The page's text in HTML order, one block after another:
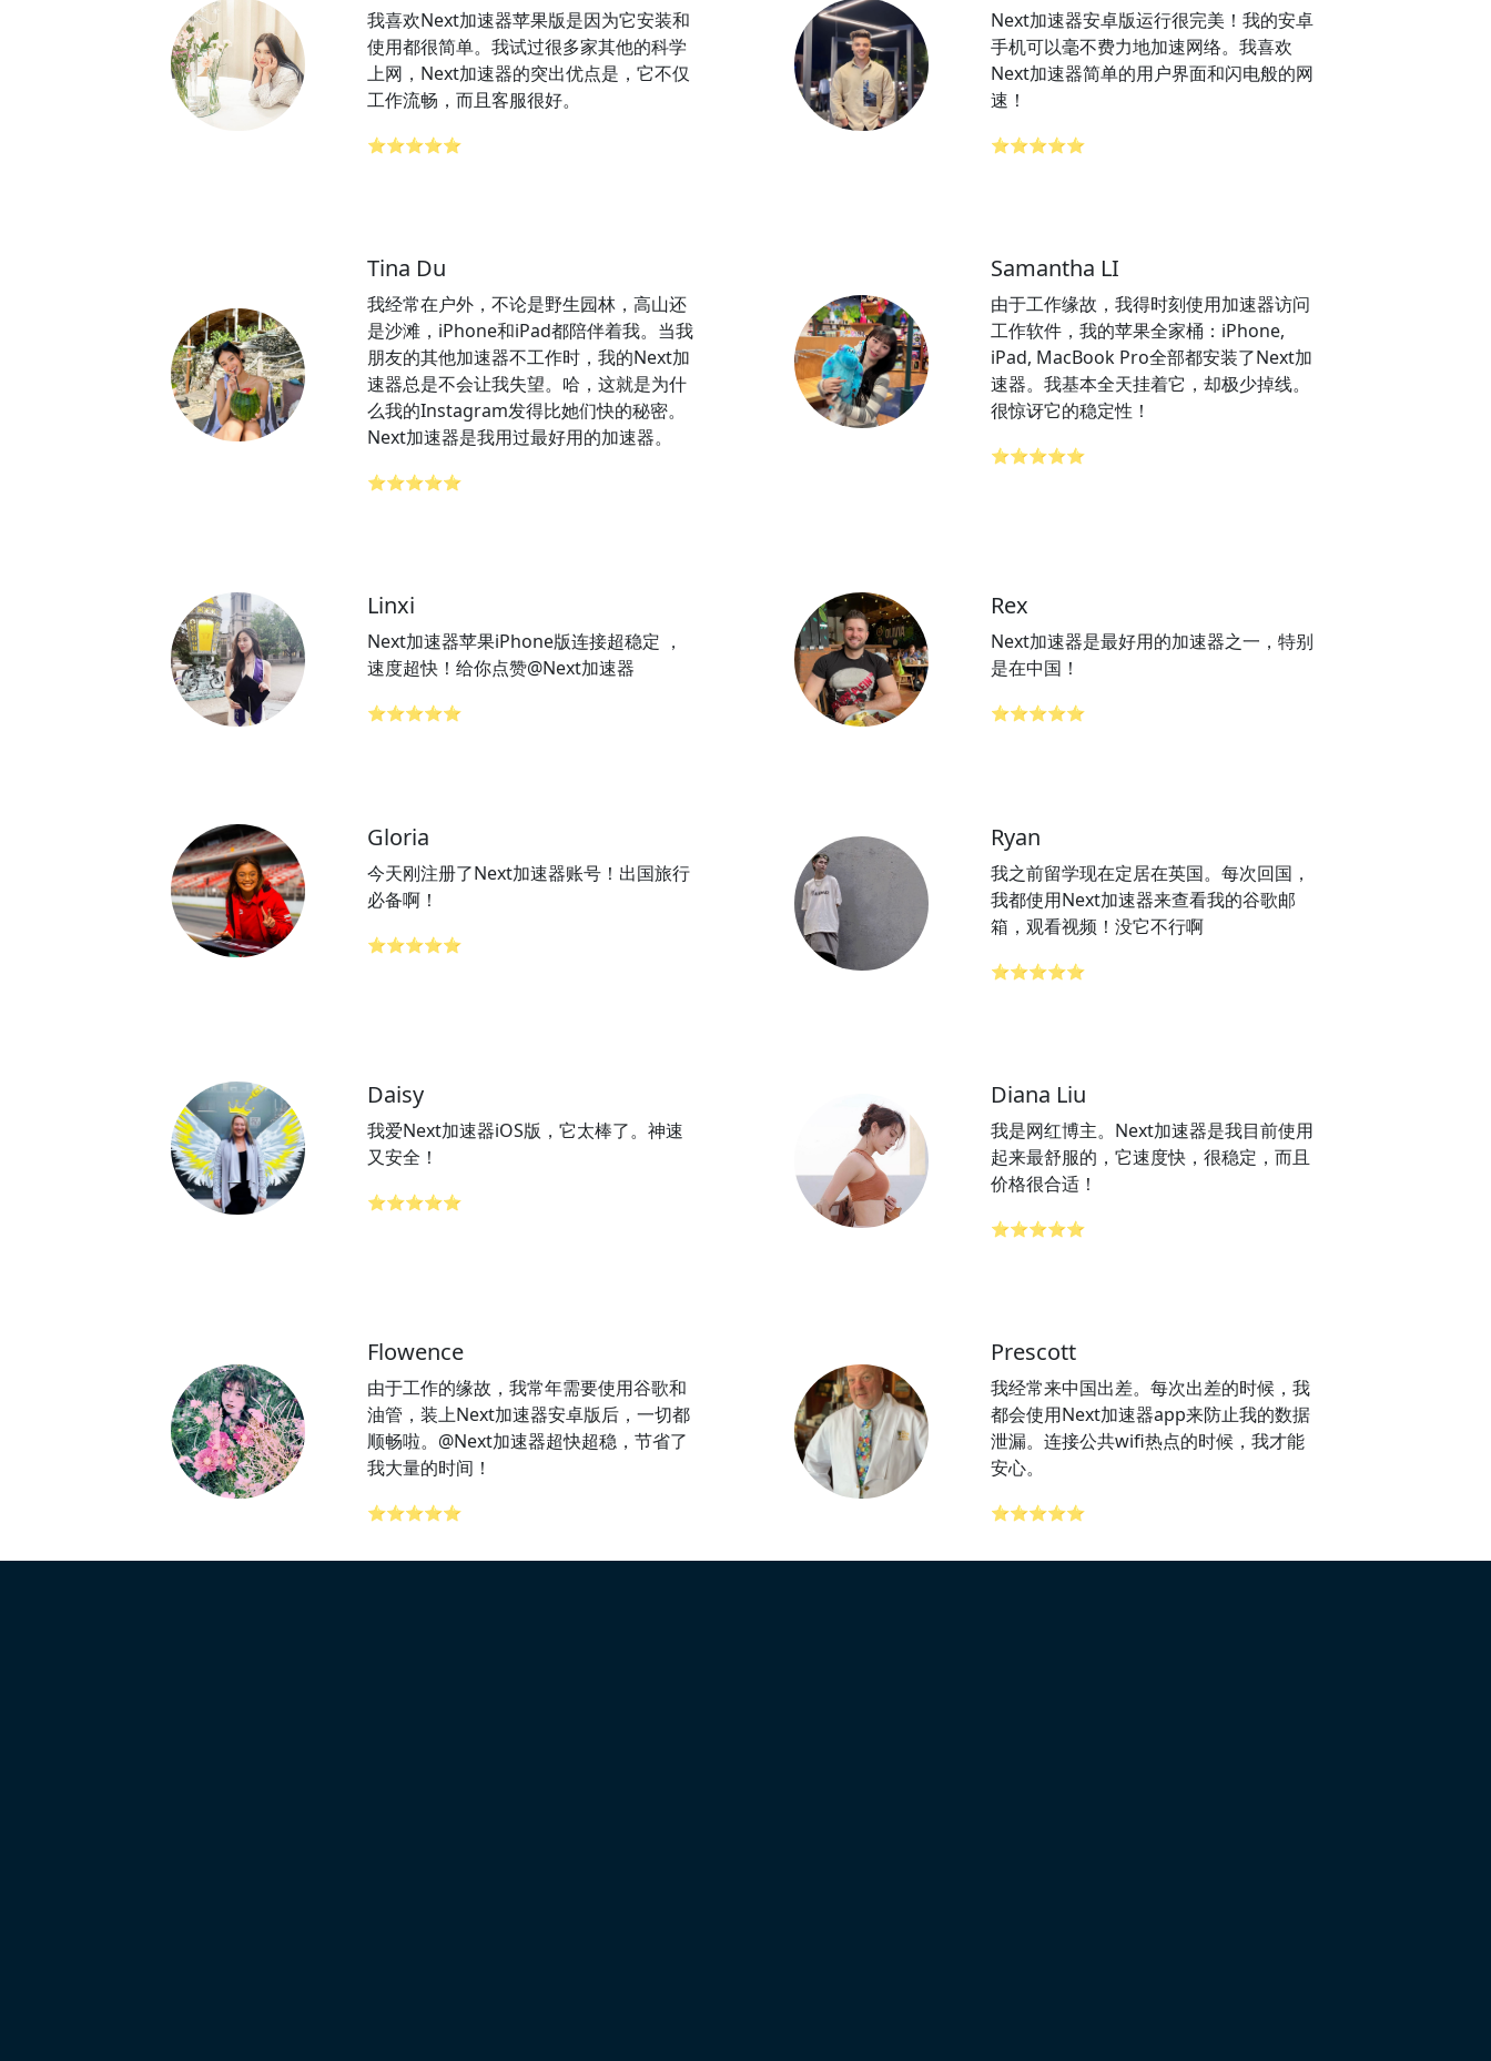
我喜欢Next加速器苹果版是因为它安装和
使用都很简单。我试过很多家其他的科学
上网，Next加速器的突出优点是，它不仅
工作流畅，而且客服很好。
⭐⭐⭐⭐⭐
Next加速器安卓版运行很完美！我的安卓
手机可以毫不费力地加速网络。我喜欢
Next加速器简单的用户界面和闪电般的网
速！
⭐⭐⭐⭐⭐
Tina Du
我经常在户外，不论是野生园林，高山还
是沙滩，iPhone和iPad都陪伴着我。当我
朋友的其他加速器不工作时，我的Next加
速器总是不会让我失望。哈，这就是为什
么我的Instagram发得比她们快的秘密。
Next加速器是我用过最好用的加速器。
⭐⭐⭐⭐⭐
Samantha LI
由于工作缘故，我得时刻使用加速器访问
工作软件，我的苹果全家桶：iPhone,
iPad, MacBook Pro全部都安装了Next加
速器。我基本全天挂着它，却极少掉线。
很惊讶它的稳定性！
⭐⭐⭐⭐⭐
Linxi
Next加速器苹果iPhone版连接超稳定 ，
速度超快！给你点赞@Next加速器
⭐⭐⭐⭐⭐
Rex
Next加速器是最好用的加速器之一，特别
是在中国！
⭐⭐⭐⭐⭐
Gloria
今天刚注册了Next加速器账号！出国旅行
必备啊！
⭐⭐⭐⭐⭐
Ryan
我之前留学现在定居在英国。每次回国，
我都使用Next加速器来查看我的谷歌邮
箱，观看视频！没它不行啊
⭐⭐⭐⭐⭐
Daisy
我爱Next加速器iOS版，它太棒了。神速
又安全！
⭐⭐⭐⭐⭐
Diana Liu
我是网红博主。Next加速器是我目前使用
起来最舒服的，它速度快，很稳定，而且
价格很合适！
⭐⭐⭐⭐⭐
Flowence
由于工作的缘故，我常年需要使用谷歌和
油管，装上Next加速器安卓版后，一切都
顺畅啦。@Next加速器超快超稳，节省了
我大量的时间！
⭐⭐⭐⭐⭐
Prescott
我经常来中国出差。每次出差的时候，我
都会使用Next加速器app来防止我的数据
泄漏。连接公共wifi热点的时候，我才能
安心。
⭐⭐⭐⭐⭐